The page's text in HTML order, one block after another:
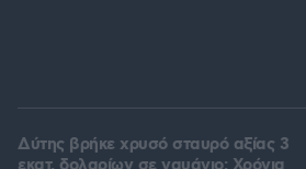
Δύτης βρήκε χρυσό σταυρό αξίας 3